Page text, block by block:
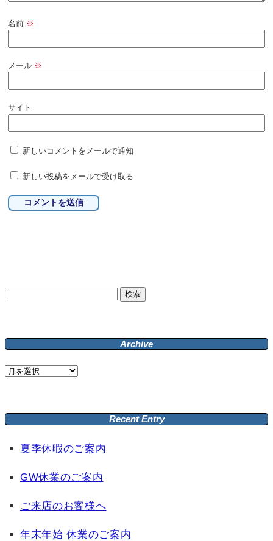
名前 ※
メール ※
サイト
新しいコメントをメールで通知
新しい投稿をメールで受け取る
Archive
Archive
Recent Entry
夏季休暇のご案内
GW休業のご案内
ご来店のお客様へ
年末年始 休業のご案内